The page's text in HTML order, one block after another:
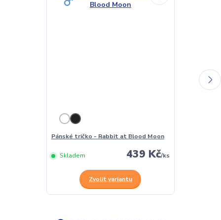
Pánské tričko - Rabbit at Blood Moon
439 Kč/ks
Skladem
Zvolit variantu